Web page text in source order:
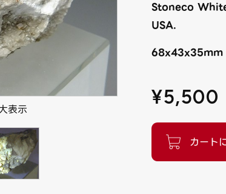
表示
Stoneco
USA.
68x43x35mm
¥5,500